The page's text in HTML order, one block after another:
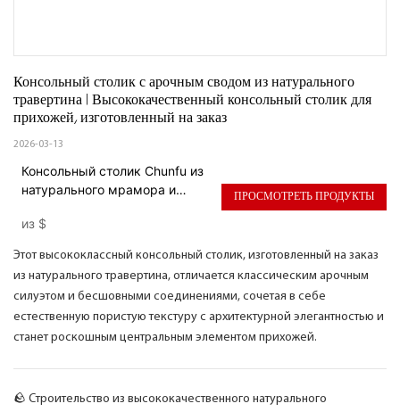
Консольный столик с арочным сводом из натурального
травертина | Высококачественный консольный столик для
прихожей, изготовленный на заказ
2026-03-13
Консольный столик Chunfu из
натурального мрамора и
верхом, высококачественный
из $
ПРОСМОТРЕТЬ ПРОДУКТЫ
Этот высококлассный консольный столик, изготовленный на заказ
из натурального травертина, отличается классическим арочным
силуэтом и бесшовными соединениями, сочетая в себе
естественную пористую текстуру с архитектурной элегантностью и
станет роскошным центральным элементом прихожей.
🪨 Строительство из высококачественного натурального